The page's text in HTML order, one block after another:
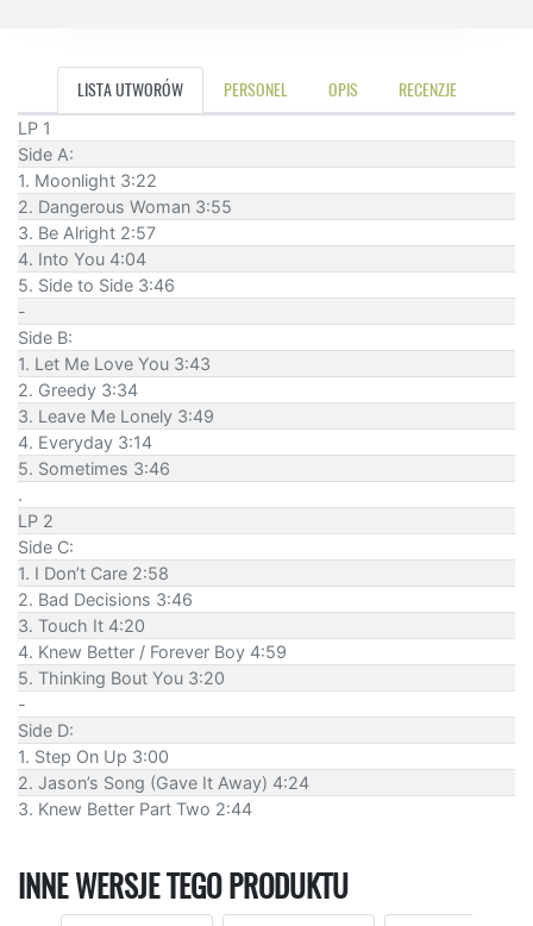
LISTA UTWORÓW PERSONEL OPIS RECENZJE
LP 1
Side A:
1. Moonlight 3:22
2. Dangerous Woman 3:55
3. Be Alright 2:57
4. Into You 4:04
5. Side to Side 3:46
-
Side B:
1. Let Me Love You 3:43
2. Greedy 3:34
3. Leave Me Lonely 3:49
4. Everyday 3:14
5. Sometimes 3:46
.
LP 2
Side C:
1. I Don’t Care 2:58
2. Bad Decisions 3:46
3. Touch It 4:20
4. Knew Better / Forever Boy 4:59
5. Thinking Bout You 3:20
-
Side D:
1. Step On Up 3:00
2. Jason’s Song (Gave It Away) 4:24
3. Knew Better Part Two 2:44
INNE WERSJE TEGO PRODUKTU